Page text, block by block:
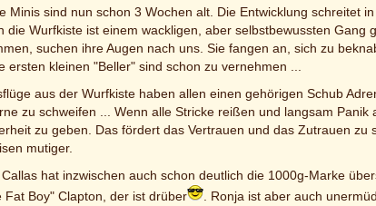
Minis sind nun schon 3 Wochen alt. Die Entwicklung schreitet
die Wurfkiste ist einem wackligen, aber selbstbewussten
suchen ihre Augen nach uns. Sie fangen an, sich zu
ersten kleinen "Beller" sind schon zu vernehmen ...
aus der Wurfkiste haben allen einen gehörigen Schub
zu schweifen ... Wenn alle Stricke reißen und langsam
zu geben. Das fördert das Vertrauen und das Zutrauen zu
mutiger.
hat inzwischen auch schon deutlich die 1000g-Marke
Fat Boy" Clapton, der ist drüber
. Ronja ist aber auch